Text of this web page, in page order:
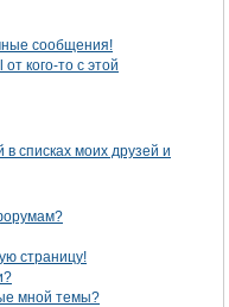
сообщения!
кого-то с этой
в списках моих друзей и
страницу!
мной темы?